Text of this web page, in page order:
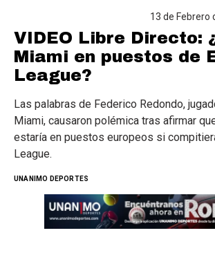
13 de Febrero
VIDEO Libre Directo:
Miami en puestos de
League?
Las palabras de Federico Redondo,
Miami, causaron polémica tras afirmar
estaría en puestos europeos si
League.
UNANIMO DEPORTES